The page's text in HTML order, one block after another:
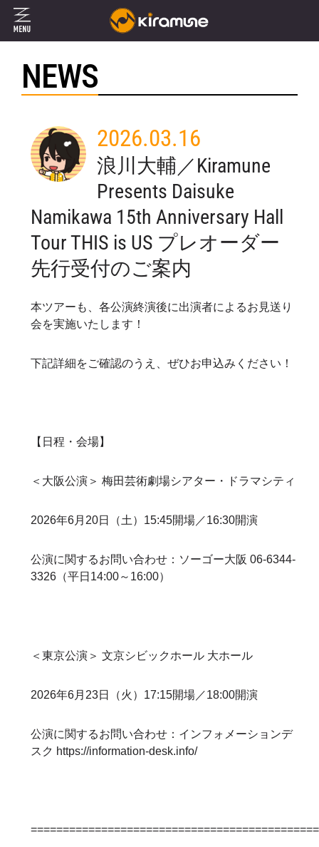
NEWS
2026.03.16
浪川大輔／Kiramune
Presents Daisuke
Namikawa 15th Anniversary Hall
Tour THIS is US プレオーダー
先行受付のご案内
本ツアーも、各公演終演後に出演者によるお見送り
会を実施いたします！
下記詳細をご確認のうえ、ぜひお申込みください！
【日程・会場】
＜大阪公演＞ 梅田芸術劇場シアター・ドラマシティ
2026年6月20日（土）15:45開場／16:30開演
公演に関するお問い合わせ：ソーゴー大阪 06-6344-
3326（平日14:00～16:00）
＜東京公演＞ 文京シビックホール 大ホール
2026年6月23日（火）17:15開場／18:00開演
公演に関するお問い合わせ：インフォメーションデ
スク https://information-desk.info/